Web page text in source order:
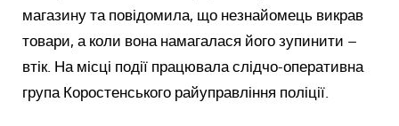
магазину та повідомила, що незнайомець викрав
товари, а коли вона намагалася його зупинити –
втік. На місці події працювала слідчо-оперативна
група Коростенського райуправління поліції.